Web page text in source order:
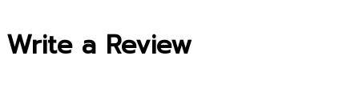
Write a Review